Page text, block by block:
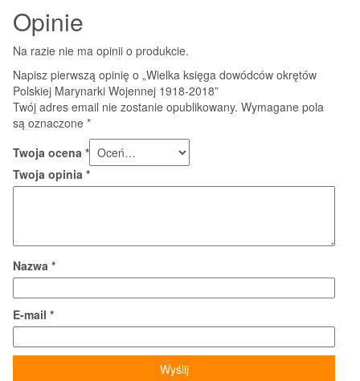
Opinie
Na razie nie ma opinii o produkcie.
Napisz pierwszą opinię o „Wielka księga dowódców okrętów
Polskiej Marynarki Wojennej 1918-2018”
Twój adres email nie zostanie opublikowany. Wymagane pola
są oznaczone *
Twoja ocena *
Twoja opinia *
Nazwa *
E-mail *